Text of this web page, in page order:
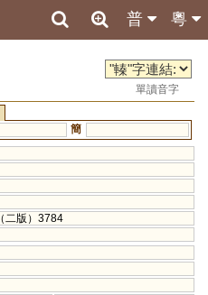
粵
普
單讀音字
簡
二版）3784